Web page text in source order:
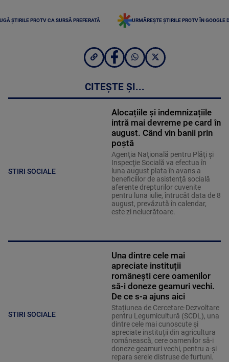
ȘTIRILE PROTV CA SURSĂ PREFERATĂ URMĂREȘTE ȘTIRILE PROTV ÎN GOOGLE
CITEȘTE ȘI...
STIRI SOCIALE
Alocațiile și indemnizațiile
intră mai devreme pe card în
august. Când vin banii prin
poștă
Agenţia Naţională pentru Plăţi şi
Inspecţie Socială va efectua în
luna august plata în avans a
beneficiilor de asistenţă socială
aferente drepturilor cuvenite
pentru luna iulie, întrucât data de 8
august, prevăzută în calendar,
este zi nelucrătoare.
STIRI SOCIALE
Una dintre cele mai
apreciate instituții
românești cere oamenilor
să-i doneze geamuri vechi.
De ce s-a ajuns aici
Stațiunea de Cercetare-Dezvoltare
pentru Legumicultură (SCDL), una
dintre cele mai cunoscute și
apreciate instituții din agricultura
românească, cere oamenilor să-i
doneze geamuri vechi, pentru a-și
repara serele distruse de furtuni.